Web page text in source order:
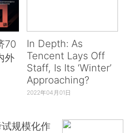
70
外
In Depth: As
Tencent Lays Off
Staff, Is Its ‘Winter’
Approaching?
2022年04月01日
试规模化作